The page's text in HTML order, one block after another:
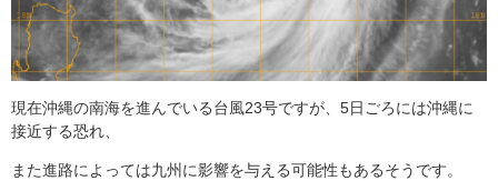
現在沖縄の南海を進んでいる台風23号ですが、5日ごろには沖縄に
接近する恐れ、
また進路によっては九州に影響を与える可能性もあるそうです。